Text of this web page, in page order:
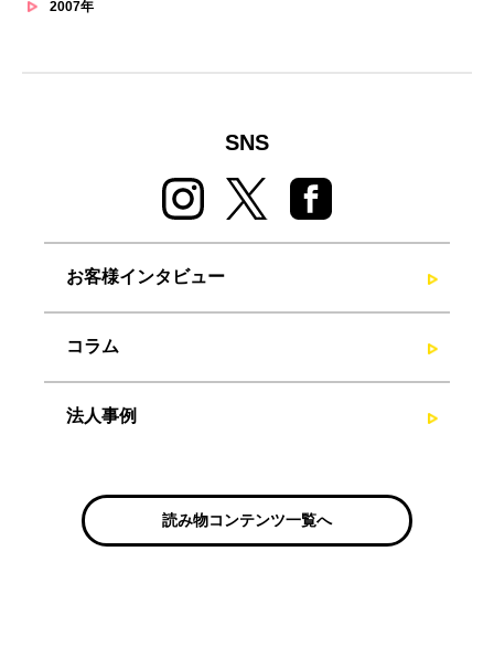
2007年
SNS
お客様インタビュー
コラム
法人事例
読み物コンテンツ一覧へ